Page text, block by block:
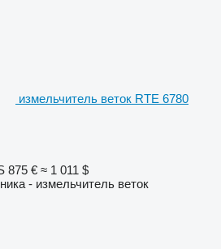
измельчитель веток RTE 6780
875 € ≈ 1 011 $
- измельчитель веток